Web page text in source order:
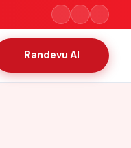
Randevu Al